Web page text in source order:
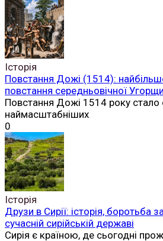
Історія
Повстання Дожі (1514):
повстання середньовічної
Повстання Дожі 1514 року стало
наймасштабніших
0
Історія
Друзи в Сирії: історія, боротьба
сучасній сирійській державі
Сирія є країною, де сьогодні